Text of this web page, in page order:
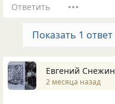
Ответить
Показать 1 ответ
Евгений Снежин
2 месяца назад